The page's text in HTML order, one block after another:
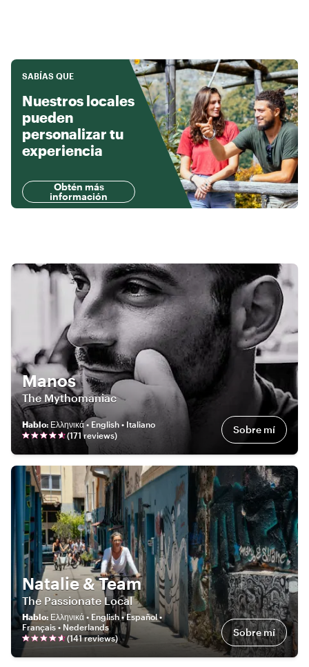
SABÍAS QUE
Nuestros locales
pueden
personalizar tu
experiencia
Obtén más
información
Manos
The Mythomaniac
Hablo: Ελληνικά • English • Italiano
(171 reviews) Sobre mí
Natalie & Team
The Passionate Local
Hablo: Ελληνικά • English • Español •
Français • Nederlands
(141reviews) Sobre mí